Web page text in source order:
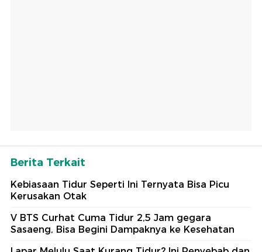
Berita Terkait
Kebiasaan Tidur Seperti Ini Ternyata Bisa Picu
Kerusakan Otak
V BTS Curhat Cuma Tidur 2,5 Jam gegara
Sasaeng, Bisa Begini Dampaknya ke Kesehatan